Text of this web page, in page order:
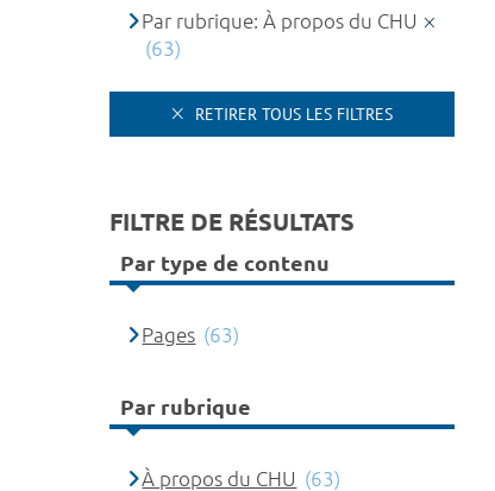
Par rubrique: À propos du CHU
(63)
RETIRER TOUS LES FILTRES
FILTRE DE RÉSULTATS
Par type de contenu
Pages (63)
Par rubrique
À propos du CHU (63)